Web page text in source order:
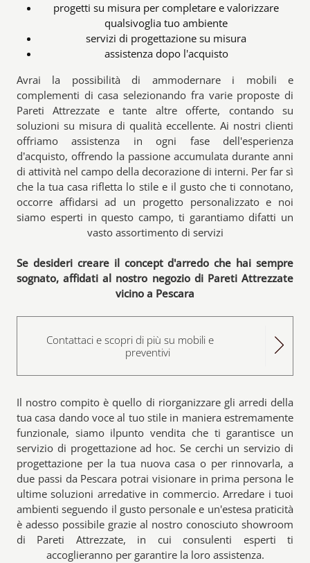
progetti su misura per completare e valorizzare
qualsivoglia tuo ambiente
servizi di progettazione su misura
assistenza dopo l'acquisto
Avrai la possibilità di ammodernare i mobili e
complementi di casa selezionando fra varie proposte di
Pareti Attrezzate e tante altre offerte, contando su
soluzioni su misura di qualità eccellente. Ai nostri clienti
offriamo assistenza in ogni fase dell'esperienza
d’acquisto, offrendo la passione accumulata durante anni
di attività nel campo della decorazione di interni. Per far sì
che la tua casa rifletta lo stile e il gusto che ti connotano,
occorre affidarsi ad un progetto personalizzato e noi
siamo esperti in questo campo, ti garantiamo difatti un
vasto assortimento di servizi
Se desideri creare il concept d'arredo che hai sempre
sognato, affidati al nostro negozio di Pareti Attrezzate
vicino a Pescara
Contattaci e scopri di più su mobili e
preventivi
Il nostro compito è quello di riorganizzare gli arredi della
tua casa dando voce al tuo stile in maniera estremamente
funzionale, siamo ilpunto vendita che ti garantisce un
servizio di progettazione ad hoc. Se cerchi un servizio di
progettazione per la tua nuova casa o per rinnovarla, a
due passi da Pescara potrai visionare in prima persona le
ultime soluzioni arredative in commercio. Arredare i tuoi
ambienti seguendo il gusto personale e un'estesa praticità
è adesso possibile grazie al nostro conosciuto showroom
di Pareti Attrezzate, in cui consulenti esperti ti
accoglieranno per garantire la loro assistenza.